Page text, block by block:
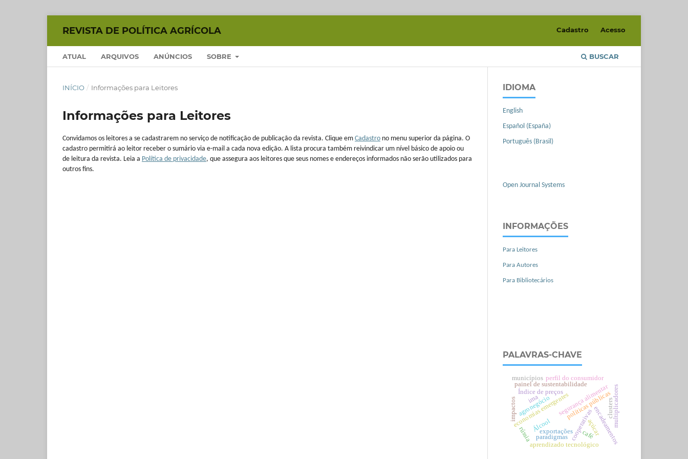
REVISTA DE POLÍTICA AGRÍCOLA
ATUAL ARQUIVOS ANÚNCIOS SOBRE BUSCAR
Cadastro Acesso
INÍCIO / Informações para Leitores
Informações para Leitores
Convidamos os leitores a se cadastrarem no serviço de notificação de publicação da revista. Clique em Cadastro no menu superior da página. O
cadastro permitirá ao leitor receber o sumário via e-mail a cada nova edição. A lista procura também reivindicar um nível básico de apoio ou
de leitura da revista. Leia a Política de privacidade, que assegura aos leitores que seus nomes e endereços informados não serão utilizados para
outros fins.
IDIOMA
English
Español (España)
Português (Brasil)
Open Journal Systems
INFORMAÇÕES
Para Leitores
Para Autores
Para Bibliotecários
PALAVRAS-CHAVE
economias emergentespolíticas públicas
segurança alimentar
Índice de preços
açúcar
Álcool
exportaçõescooperativas
impactos encadeamentos
multiplicadores
agronegócio
painel de sustentabilidade
café
perfil do consumidor
clusters
ima
municípios
aprendizado tecnológico
paradigmas
rússia